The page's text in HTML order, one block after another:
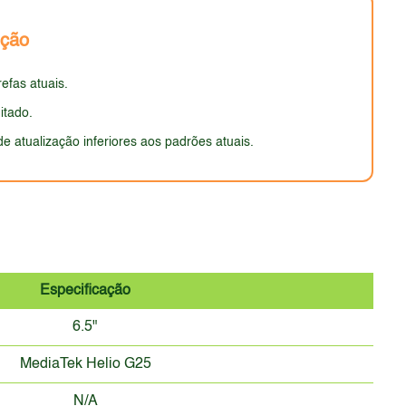
avaliar sua resistência. A aparência geral
atuais. O design do G Pure pode parecer
atuais.
atualização inferiores aos padrões atuais.
Especificação
6.5"
MediaTek Helio G25
N/A